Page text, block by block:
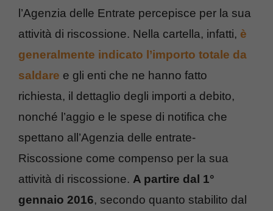
l’Agenzia delle Entrate percepisce per la sua
attività di riscossione. Nella cartella, infatti, è
generalmente indicato l’importo totale da
saldare e gli enti che ne hanno fatto
richiesta, il dettaglio degli importi a debito,
nonché l’aggio e le spese di notifica che
spettano all’Agenzia delle entrate-
Riscossione come compenso per la sua
attività di riscossione. A partire dal 1°
gennaio 2016, secondo quanto stabilito dal